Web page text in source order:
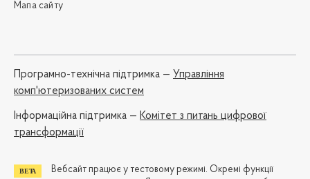
Мапа сайту
Програмно-технічна підтримка — Управління
комп'ютеризованих систем
Iнформаційна підтримка — Комітет з питань цифрової
трансформації
Вебсайт працює у тестовому режимі. Окремі функції